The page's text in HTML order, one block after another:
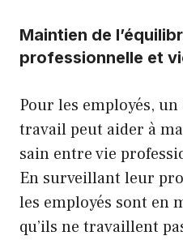
Maintien de
professionnelle et
Pour les employés,
travail peut aider à
sain entre vie
En surveillant leur
les employés sont en
qu’ils ne travaillent